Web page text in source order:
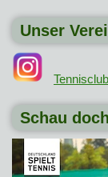
Unser
Schau